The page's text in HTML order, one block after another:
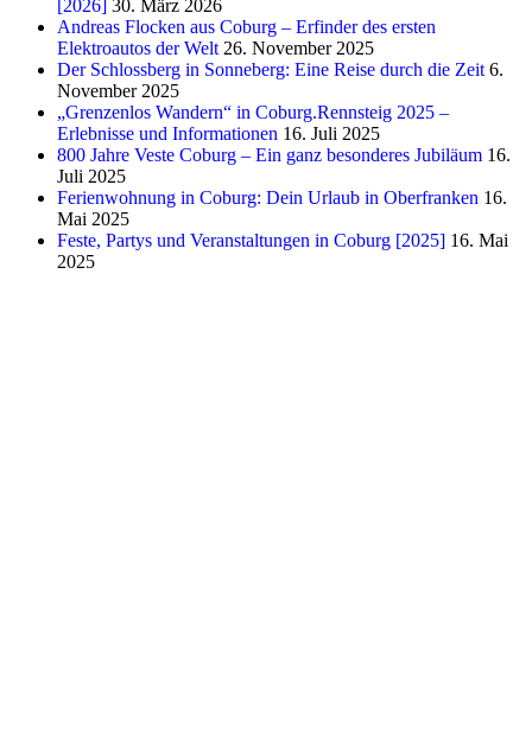
[2026] 30. März 2026
Andreas Flocken aus Coburg – Erfinder des ersten
Elektroautos der Welt 26. November 2025
Der Schlossberg in Sonneberg: Eine Reise durch die Zeit 6.
November 2025
„Grenzenlos Wandern“ in Coburg.Rennsteig 2025 –
Erlebnisse und Informationen 16. Juli 2025
800 Jahre Veste Coburg – Ein ganz besonderes Jubiläum 16.
Juli 2025
Ferienwohnung in Coburg: Dein Urlaub in Oberfranken 16.
Mai 2025
Feste, Partys und Veranstaltungen in Coburg [2025] 16. Mai
2025